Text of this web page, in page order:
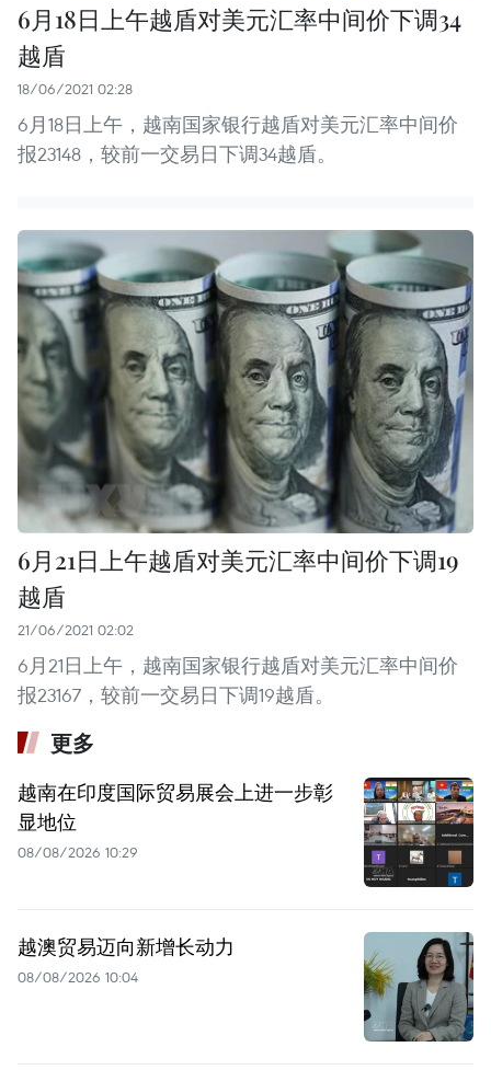
6月18日上午越盾对美元汇率中间价下调34
越盾
18/06/2021 02:28
6月18日上午，越南国家银行越盾对美元汇率中间价
报23148，较前一交易日下调34越盾。
6月21日上午越盾对美元汇率中间价下调19
越盾
21/06/2021 02:02
6月21日上午，越南国家银行越盾对美元汇率中间价
报23167，较前一交易日下调19越盾。
更多
越南在印度国际贸易展会上进一步彰
显地位
08/08/2026 10:29
越澳贸易迈向新增长动力
08/08/2026 10:04